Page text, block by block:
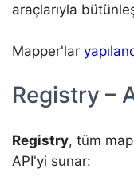
araçlarıyla
Mapper'lar
Registry –
Registry, tüm
API'yi sunar: